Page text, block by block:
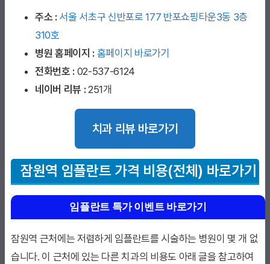
주소 : 서울 서초구 신반포로 177 반포쇼핑타운3동 3층
310호
병원 홈페이지 : 홈페이지 바로가기
전화번호 : 02-537-6124
네이버 리뷰 : 251개
치과 리뷰 바로가기
잠원역 임플란트 가격 비용(전체) 바로가기
임플란트 특가 이벤트 바로가기
잠원역 근처에는 저렴하게 임플란트를 시술하는 병원이 몇 개 없
습니다. 이 근처에 있는 다른 치과의 비용도 아래 글을 참고하여